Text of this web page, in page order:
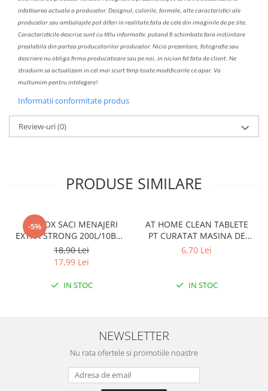
infatisarea actuala a produselor. Designul, culorile, formele, alte caracteristici ale
produselor sau ambalajele pot diferi in realitate fata de cele din imaginile de pe site.
Caracteristicile descrise sunt cu titlu informativ, putand fi schimbate fara instiintare
prealabila din partea producatorilor produselor. Nicio prezentare, fotografie sau
descriere nu obliga firma producatoare sau pe noi, in niciun fel fata de client. Ne
straduim sa actualizam in cel mai scurt timp toate modificarile ce apar. Va
multumim pentru intelegere!
Informatii conformitate produs
Review-uri(0)
PRODUSE SIMILARE
-5%
CLINOX SACI MENAJERI
EXTRA STRONG 200L/10BUC
LDPE NEGRI (90*122CM)
ETICHETA MOV
18,90 Lei
17,99 Lei
IN STOC
AT HOME CLEAN TABLETE
PT CURATAT MASINA DE
SPALAT VASE 2*40GR
6,70 Lei
IN STOC
NEWSLETTER
Nu rata ofertele si promotiile noastre